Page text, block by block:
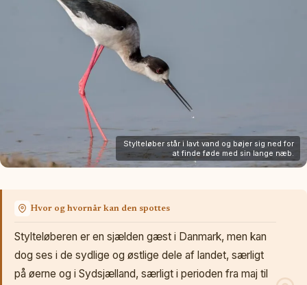
Stylteløber står i lavt vand og bøjer sig ned for
at finde føde med sin lange næb.
Hvor og hvornår kan den spottes
Stylteløberen er en sjælden gæst i Danmark, men kan
dog ses i de sydlige og østlige dele af landet, særligt
på øerne og i Sydsjælland, særligt i perioden fra maj til